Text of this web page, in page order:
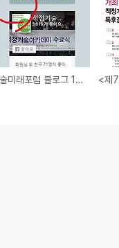
<적정기술미래포럼 블로그 150,000번째 방문자 도서증정 이벤트>를 합니다~! :)